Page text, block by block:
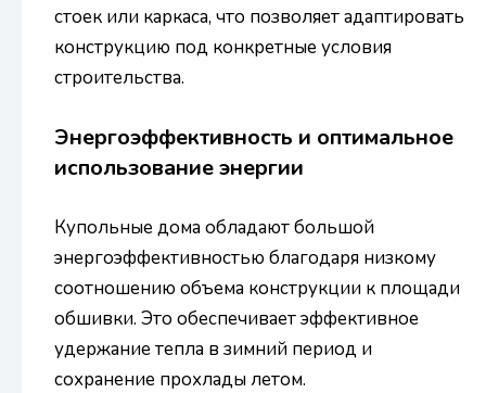
стоек или каркаса, что позволяет адаптировать
конструкцию под конкретные условия
строительства.
Энергоэффективность и оптимальное
использование энергии
Купольные дома обладают большой
энергоэффективностью благодаря низкому
соотношению объема конструкции к площади
обшивки. Это обеспечивает эффективное
удержание тепла в зимний период и
сохранение прохлады летом.